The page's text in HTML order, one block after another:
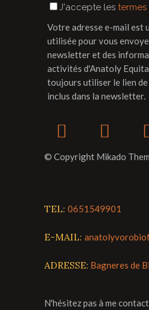
J'accepte les
Votre adresse e-mail est
utilisée pour vous
newsletter et des
activités d'Anatoly
toujours utiliser le lien
inclus dans la newsletter.
© Copyright Mikado
TEL: 0651549901
E-MAIL:
ADRESSE: Bagneres de
N'hésitez pas à me